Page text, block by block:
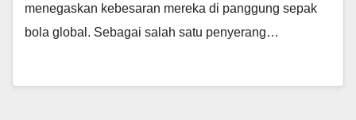
menegaskan kebesaran mereka di panggung sepak
bola global. Sebagai salah satu penyerang…